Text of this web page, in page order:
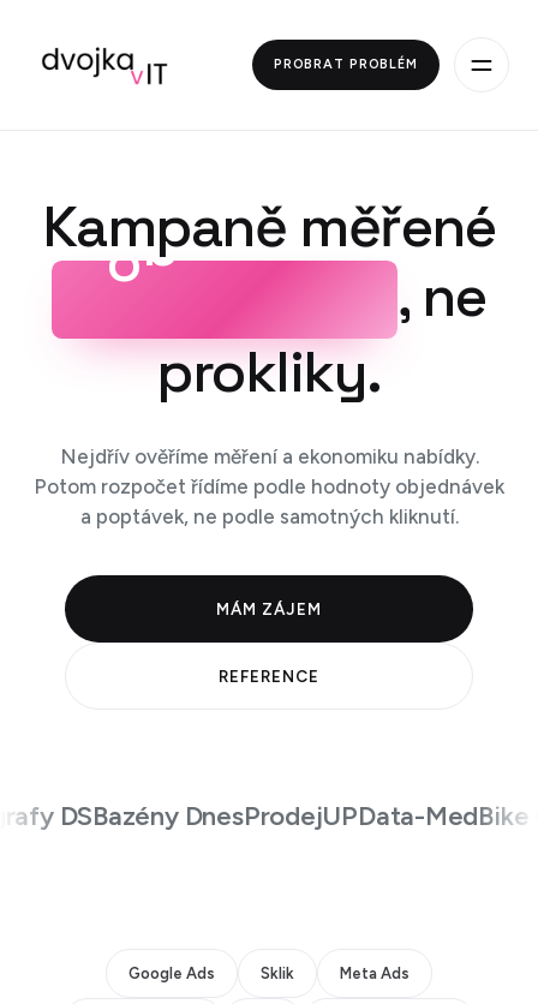
PROBRAT PROBLÉM
Kampaně měřené
z m
, ne
prokliky.
Nejdřív ověříme měření a ekonomiku nabídky.
Potom rozpočet řídíme podle hodnoty objednávek
a poptávek, ne podle samotných kliknutí.
MÁM ZÁJEM
REFERENCE
DSBazény DnesProdejUPData-MedBike
Google Ads Sklik Meta Ads